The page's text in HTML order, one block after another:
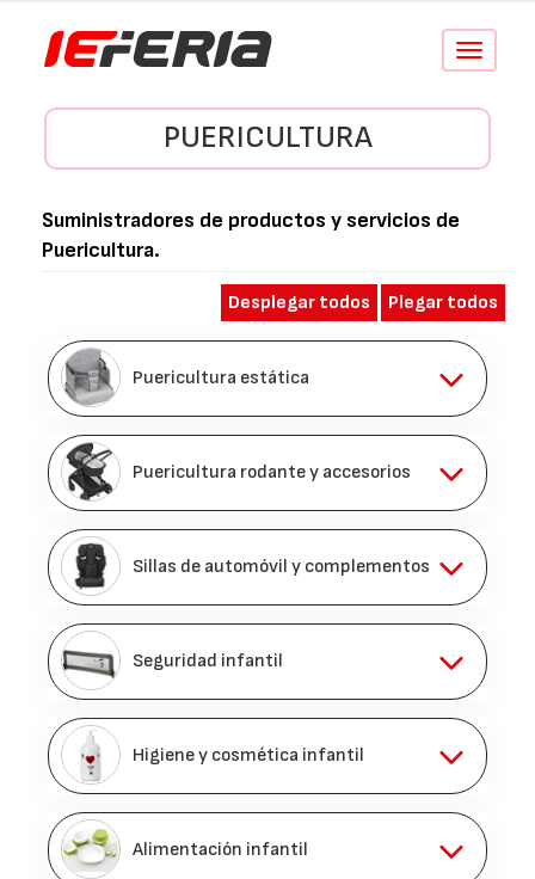
Conmutar
PUERICULTURA
Suministradores de productos y servicios de
Puericultura.
Desplegar todos Plegar todos
Puericultura estática
Puericultura rodante y accesorios
Sillas de automóvil y complementos
Seguridad infantil
Higiene y cosmética infantil
Alimentación infantil